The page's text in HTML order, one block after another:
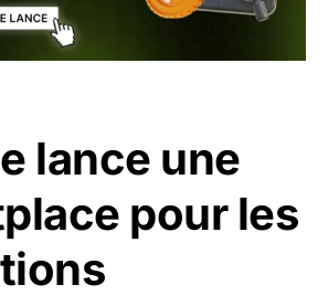
lance une
pour les